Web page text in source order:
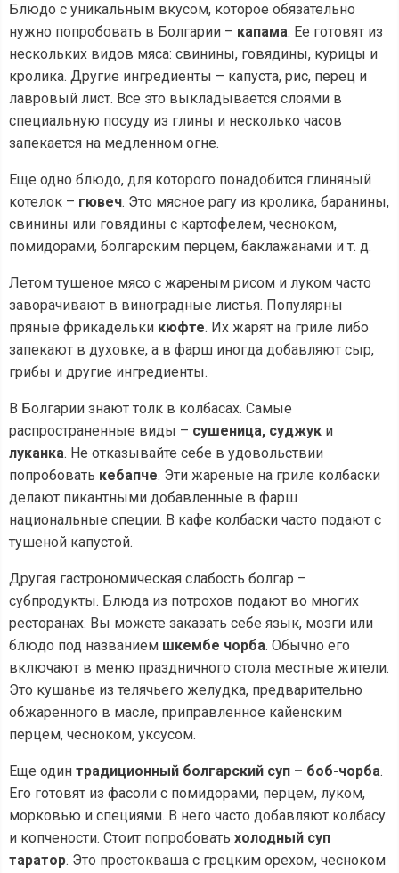
Блюдо с уникальным вкусом, которое обязательно
нужно попробовать в Болгарии – капама. Ее готовят из
нескольких видов мяса: свинины, говядины, курицы и
кролика. Другие ингредиенты – капуста, рис, перец и
лавровый лист. Все это выкладывается слоями в
специальную посуду из глины и несколько часов
запекается на медленном огне.
Еще одно блюдо, для которого понадобится глиняный
котелок – гювеч. Это мясное рагу из кролика, баранины,
свинины или говядины с картофелем, чесноком,
помидорами, болгарским перцем, баклажанами и т. д.
Летом тушеное мясо с жареным рисом и луком часто
заворачивают в виноградные листья. Популярны
пряные фрикадельки кюфте. Их жарят на гриле либо
запекают в духовке, а в фарш иногда добавляют сыр,
грибы и другие ингредиенты.
В Болгарии знают толк в колбасах. Самые
распространенные виды – сушеница, суджук и
луканка. Не отказывайте себе в удовольствии
попробовать кебапче. Эти жареные на гриле колбаски
делают пикантными добавленные в фарш
национальные специи. В кафе колбаски часто подают с
тушеной капустой.
Другая гастрономическая слабость болгар –
субпродукты. Блюда из потрохов подают во многих
ресторанах. Вы можете заказать себе язык, мозги или
блюдо под названием шкембе чорба. Обычно его
включают в меню праздничного стола местные жители.
Это кушанье из телячьего желудка, предварительно
обжаренного в масле, приправленное кайенским
перцем, чесноком, уксусом.
Еще один традиционный болгарский суп – боб-чорба.
Его готовят из фасоли с помидорами, перцем, луком,
морковью и специями. В него часто добавляют колбасу
и копчености. Стоит попробовать холодный суп
таратор. Это простокваша с грецким орехом, чесноком